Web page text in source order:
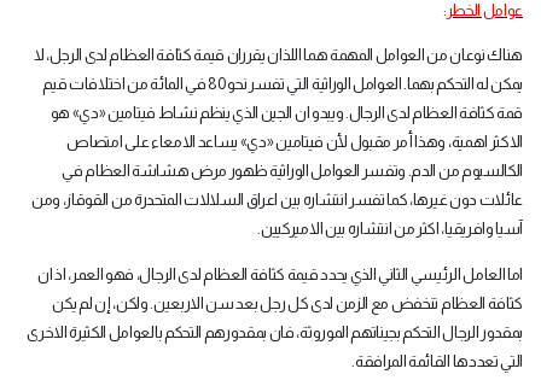
عوامل الخطر :
هناك نوعان من العوامل المهمة هما اللذان يقرران قيمة كثافة العظام لدى الرجل، لا
يمكن له التحكم بهما. العوامل الوراثية التي تفسر نحو 80 في المائة من اختلافات قيم
قمة كثافة العظام لدى الرجال. ويبدو ان الجين الذي ينظم نشاط فيتامين «دي» هو
الاكثر اهمية، وهذا أمر مقبول لأن فيتامين «دي» يساعد الامعاء على امتصاص
الكالسيوم من الدم. وتفسر العوامل الوراثية ظهور مرض هشاشة العظام في
عائلات دون غيرها، كما تفسر انتشاره بين اعراق السلالات المتحدرة من القوقاز، ومن
آسيا وافريقيا، اكثر من انتشاره بين الاميركيين.
اما العامل الرئيسي الثاني الذي يحدد قيمة كثافة العظام لدى الرجال، فهو العمر، اذ ان
كثافة العظام تنخفض مع الزمن لدى كل رجل بعد سن الاربعين. ولكن، إن لم يكن
بمقدور الرجال التحكم بجيناتهم الموروثة، فان بمقدورهم التحكم بالعوامل الكثيرة الاخرى
التي تعددها القائمة المرافقة